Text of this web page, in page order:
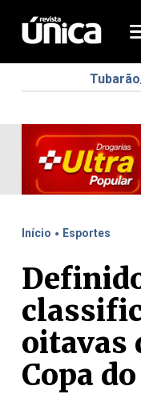
Início . Esportes
oitavas
Copa